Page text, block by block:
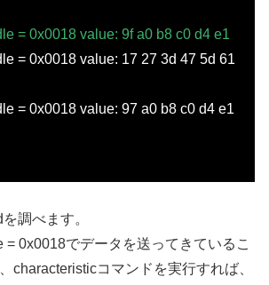
= 0x0018 value: 9f a0 b8 c0 d4 e1
= 0x0018 value: 17 27 3d 47 5d 61
= 0x0018 value: 97 a0 b8 c0 d4 e1
調べます。
= 0x0018でデータを送ってきているこ
characteristicコマンドを実行すれば、